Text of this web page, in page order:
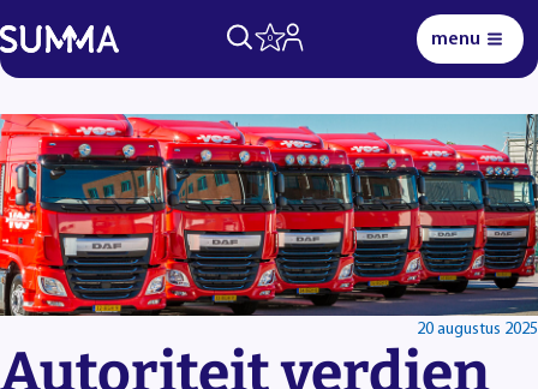
0 menu
Lees voor Uitleg woorden Simpele tekst
Autoriteit verdien
20 augustus 2025